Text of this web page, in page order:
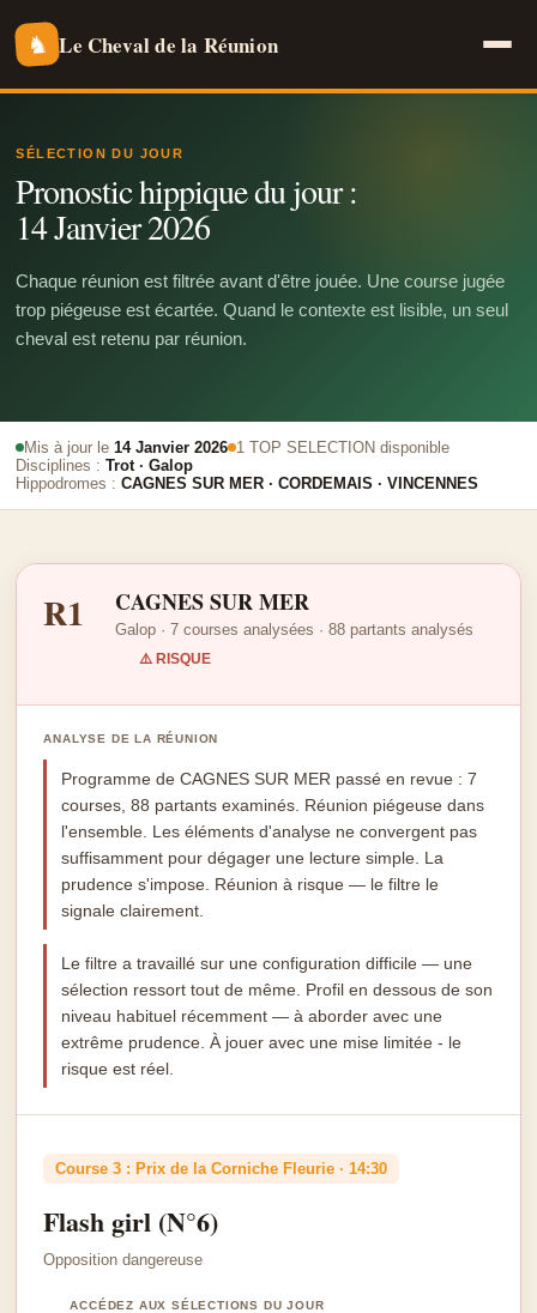
♞ Le Cheval de la Réunion
SÉLECTION DU JOUR
Pronostic hippique du jour :
14 Janvier 2026
Chaque réunion est filtrée avant d'être jouée. Une course jugée
trop piégeuse est écartée. Quand le contexte est lisible, un seul
cheval est retenu par réunion.
Mis à jour le14 Janvier 2026 1 TOP SELECTION disponible
Disciplines :Trot · Galop
Hippodromes :CAGNES SUR MER · CORDEMAIS · VINCENNES
R1 CAGNES SUR MER
Galop · 7 courses analysées · 88 partants analysés
⚠️ RISQUE
ANALYSE DE LA RÉUNION
Programme de CAGNES SUR MER passé en revue : 7
courses, 88 partants examinés. Réunion piégeuse dans
l'ensemble. Les éléments d'analyse ne convergent pas
suffisamment pour dégager une lecture simple. La
prudence s'impose. Réunion à risque — le filtre le
signale clairement.
Le filtre a travaillé sur une configuration difficile — une
sélection ressort tout de même. Profil en dessous de son
niveau habituel récemment — à aborder avec une
extrême prudence. À jouer avec une mise limitée - le
risque est réel.
Course 3 : Prix de la Corniche Fleurie · 14:30
Flash girl (N°6)
Opposition dangereuse
ACCÉDEZ AUX SÉLECTIONS DU JOUR